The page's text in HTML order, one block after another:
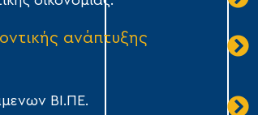
ανάπτυξης
ΒΙ.ΠΕ.